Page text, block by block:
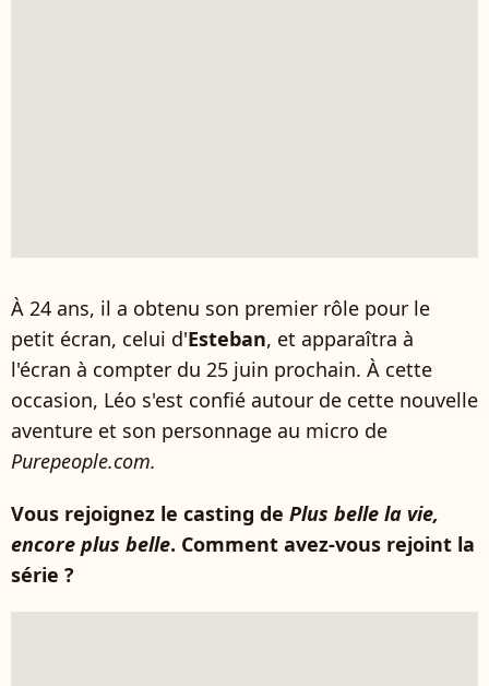
À 24 ans, il a obtenu son premier rôle pour le
petit écran, celui d'Esteban, et apparaîtra à
l'écran à compter du 25 juin prochain. À cette
occasion, Léo s'est confié autour de cette nouvelle
aventure et son personnage au micro de
Purepeople.com.
Vous rejoignez le casting de Plus belle la vie,
encore plus belle. Comment avez-vous rejoint la
série ?